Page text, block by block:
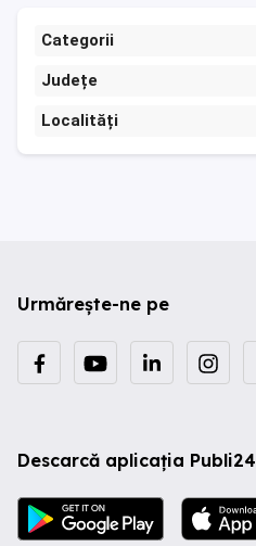
Categorii
Județe
Localități
Urmărește-ne pe
Descarcă aplicația Publi24